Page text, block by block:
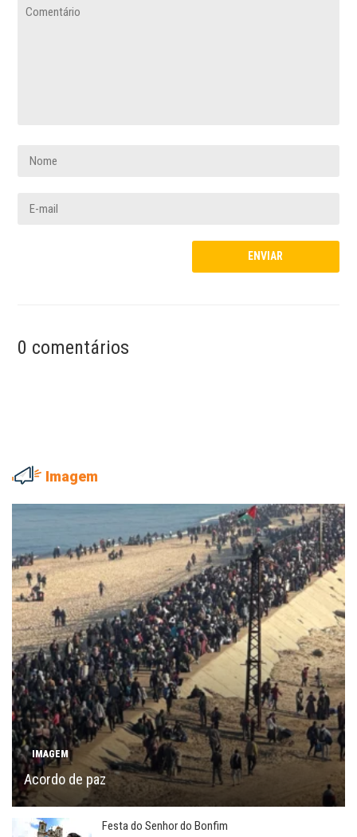
0 comentários
Imagem
IMAGEM
Acordo de paz
Festa do Senhor do Bonfim